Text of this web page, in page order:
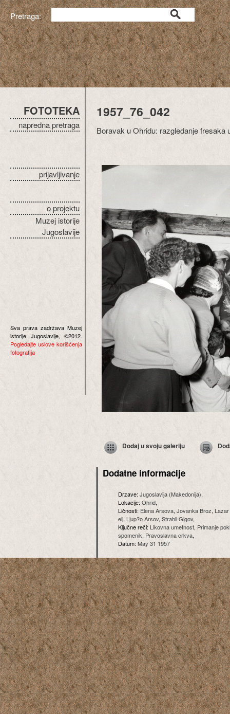
Pretraga:
FOTOTEKA
napredna pretraga
prijavljivanje
o projektu
Muzej istorije
Jugoslavije
Sva prava zadržava Muzej
istorije Jugoslavije, ©2012.
Pogledajte uslove korišćenja
fotografija
1957_76_042
Boravak u Ohridu: razgledanje
Dodaj u svoju galeriju
Dodatne informacije
Drzave:Jugoslavija (Makedonija),
Lokacije:Ohrid,
Ličnosti: Elena Arsova, Jovanka Broz,
elj, Ljup?o Arsov, Strahil Gigov,
Ključne reči:Likovna umetnost, Primanje
spomenik, Pravoslavna crkva,
Datum:May 31 1957